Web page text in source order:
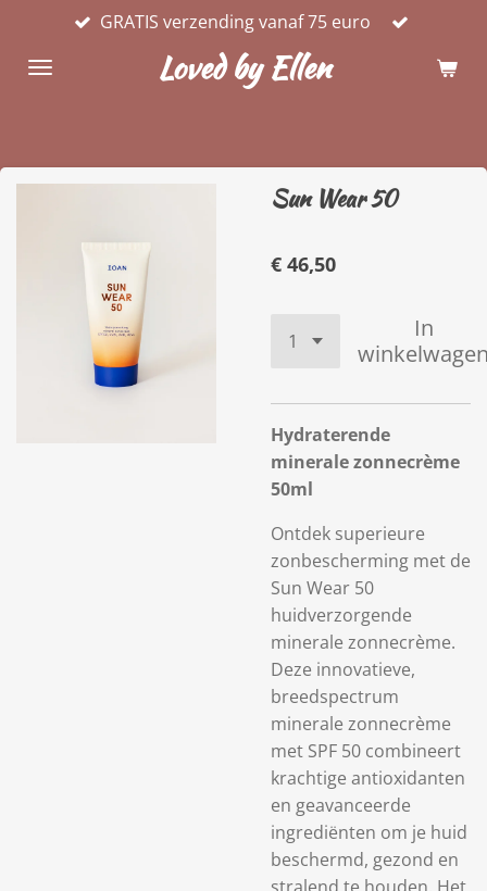
naar
Loved by Ellen
GRATIS verzending vanaf 75 euro
Sun Wear 50
€ 46,50
In
Hydraterende
minerale zonnecrème
50ml
Ontdek superieure
zonbescherming met de
Sun Wear 50
huidverzorgende
minerale zonnecrème.
Deze innovatieve,
breedspectrum
minerale zonnecrème
met SPF 50 combineert
krachtige antioxidanten
en geavanceerde
ingrediënten om je huid
beschermd, gezond en
stralend te houden. Het